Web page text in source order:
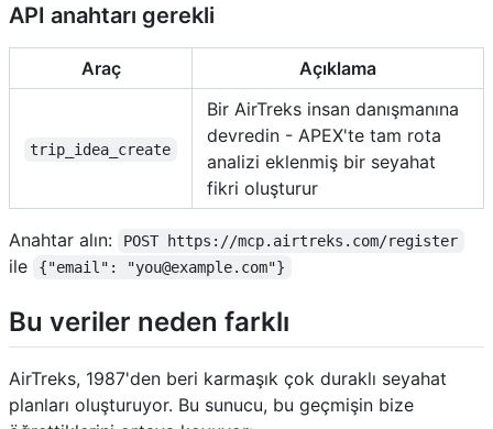
API anahtarı gerekli
Araç Açıklama
trip_idea_create
Bir AirTreks insan danışmanına
devredin - APEX'te tam rota
analizi eklenmiş bir seyahat
fikri oluşturur
Anahtar alın: POST https://mcp.airtreks.com/register
ile {"email": "you@example.com"}
Bu veriler neden farklı
AirTreks, 1987'den beri karmaşık çok duraklı seyahat
planları oluşturuyor. Bu sunucu, bu geçmişin bize